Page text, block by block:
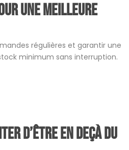
une meilleure
régulières et garantir une
minimum sans interruption.
d’être en deçà du